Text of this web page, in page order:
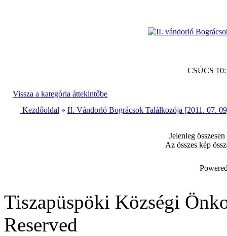
CSÚCS
Vissza a kategória áttekintőbe
Kezdőoldal » II. Vándorló Bográcsok Találkozója [2011. 07.
Jelenleg
Az összes kép
Tiszapüspöki Községi
Reserved